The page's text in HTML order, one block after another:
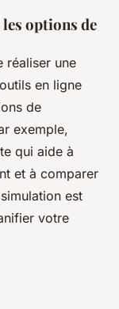
options de
réaliser une
en ligne
de
exemple,
qui aide à
et à comparer
est
votre